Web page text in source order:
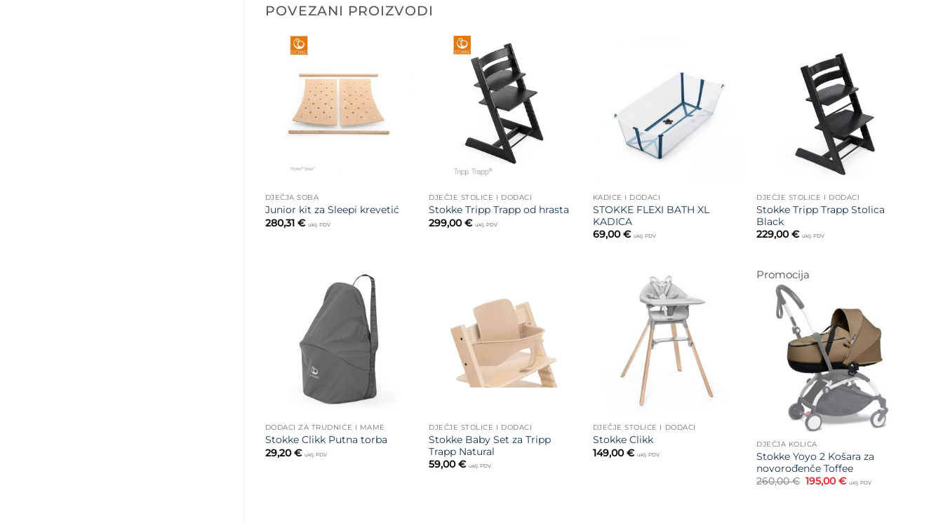
POVEZANI PROIZVODI
Dodajte
DJEČJA SOBA
Junior kit za Sleepi krevetić
280,31 € uklj. PDV
DJEČJE STOLICE I DODACI
Stokke Tripp Trapp od hrasta
299,00€ uklj. PDV
na listu
KADICE I DODACI
STOKKE FLEXI BATH XL
KADICA
69,00€ uklj. PDV
DJEČJE STOLICE I DODACI
Stokke Tripp Trapp Stolica
Black
229,00€ uklj. PDV
Dodajte
na listu
DODACI ZA TRUDNICE I MAME
Stokke Clikk Putna torba
29,20€ uklj. PDV
DJEČJE STOLICE I DODACI
Stokke Baby Set za Tripp
Trapp Natural
59,00€ uklj. PDV
Dodajte
DJEČJE STOLICE I DODACI
Stokke Clikk
149,00€ uklj. PDV
Promocija
Dodajte
na listu
želja
DJEČJA KOLICA
Stokke Yoyo 2 Košara za
novorođenče Toffee
260,00€ Izvorna
cijena
195,00€Trenutna
cijena
uklj. PDV